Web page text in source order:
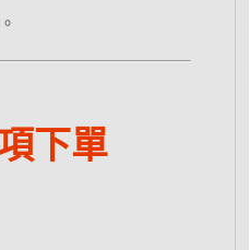
下單